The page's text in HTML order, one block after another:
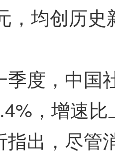
，均创历史
，中国
，增速
指出，尽管